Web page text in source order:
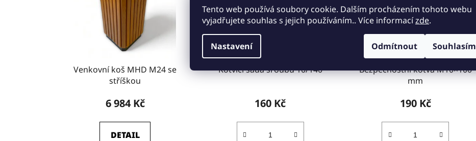
Tento web používá soubory cookie. Dalším procházením tohoto webu
vyjadřujete souhlas s jejich používáním.. Více informacízde.
Nastavení Odmítnout Souhlasím
Venkovní koš MHD M24 se
stříškou
6 984 Kč
DETAIL
Kotvící sada šroubů 10/140
160 Kč
Bezpečnostní kotva M10×100
mm
190 Kč